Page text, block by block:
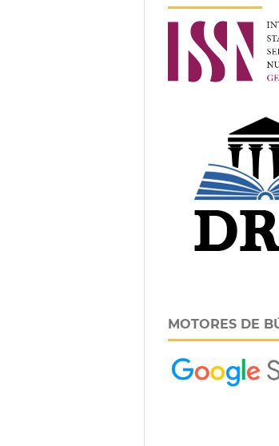
MOTORES DE